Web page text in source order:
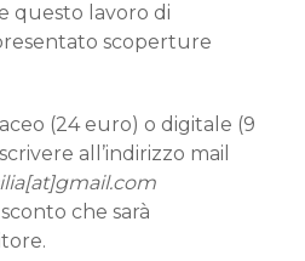
questo lavoro di
scoperture
(24 euro) o digitale (9
all’indirizzo mail
che sarà